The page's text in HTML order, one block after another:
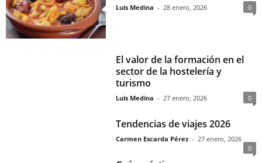
Luis Medina - 28 enero, 2026 0
El valor de la formación en el
sector de la hostelería y
turismo
Luis Medina - 27 enero, 2026 0
Tendencias de viajes 2026
Carmen Escarda Pérez - 27 enero, 2026
0